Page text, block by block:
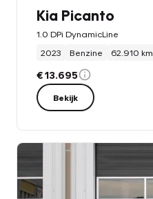
Kia Picanto
1.0 DPi DynamicLine
2023
Benzine 62.910 km
€ 13.695
Bekijk